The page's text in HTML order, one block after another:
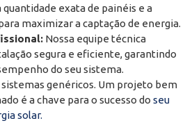
quantidade exata de painéis e a
maximizar a captação de energia.
Nossa equipe técnica
segura e eficiente, garantindo
do seu sistema.
genéricos. Um projeto bem
é a chave para o sucesso do seu
solar.